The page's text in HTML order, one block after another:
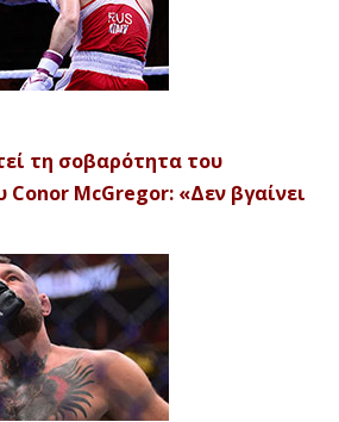
τη σοβαρότητα του
McGregor: «Δεν βγαίνει